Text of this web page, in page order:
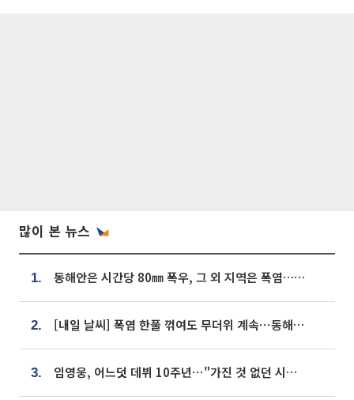
많이 본 뉴스
1. 동해안은 시간당 80㎜ 폭우, 그 외 지역은 폭염…‘극과 극 날씨’
2. [내일 날씨] 폭염 한풀 꺾여도 무더위 계속⋯동해안 이틀 연속 비
3. 임영웅, 어느덧 데뷔 10주년⋯"가진 것 없던 시절, 내 앞엔 20명의 팬뿐"